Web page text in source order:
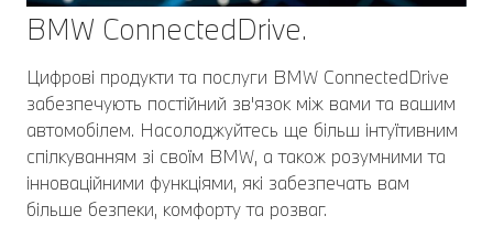
BMW ConnectedDrive.
Цифрові продукти та послуги BMW ConnectedDrive
забезпечують постійний зв'язок між вами та вашим
автомобілем. Насолоджуйтесь ще більш інтуїтивним
спілкуванням зі своїм BMW, а також розумними та
інноваційними функціями, які забезпечать вам
більше безпеки, комфорту та розваг.